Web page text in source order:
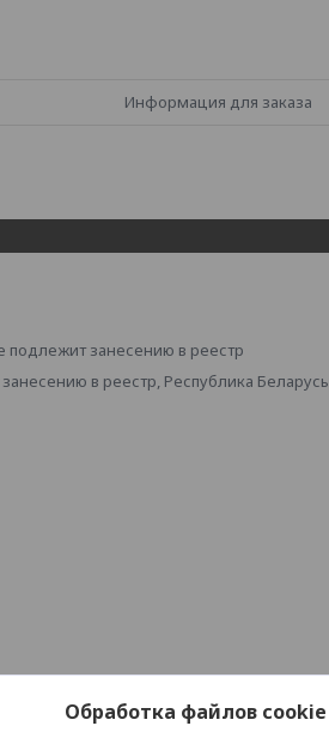
Информация для заказа
подлежит занесению в реестр
в реестр, Республика Беларусь
Обработка файлов cookie